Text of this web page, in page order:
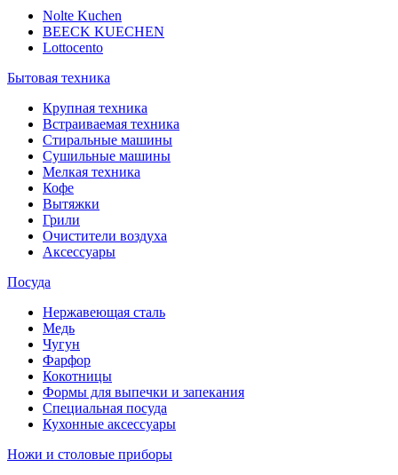
Nolte Kuchen
BEECK KUECHEN
Lottocento
Бытовая техника
Крупная техника
Встраиваемая техника
Стиральные машины
Сушильные машины
Мелкая техника
Кофе
Вытяжки
Грили
Очистители воздуха
Аксессуары
Посуда
Нержавеющая сталь
Медь
Чугун
Фарфор
Кокотницы
Формы для выпечки и запекания
Специальная посуда
Кухонные аксессуары
Ножи и столовые приборы